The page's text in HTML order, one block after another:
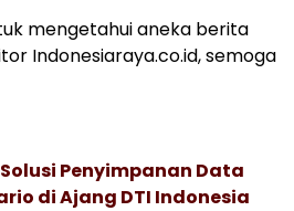
mengetahui aneka berita
Indonesiaraya.co.id, semoga
Penyimpanan Data
di Ajang DTI Indonesia